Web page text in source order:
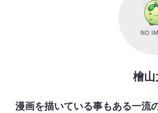
檜山
漫画を描いている事もある一流